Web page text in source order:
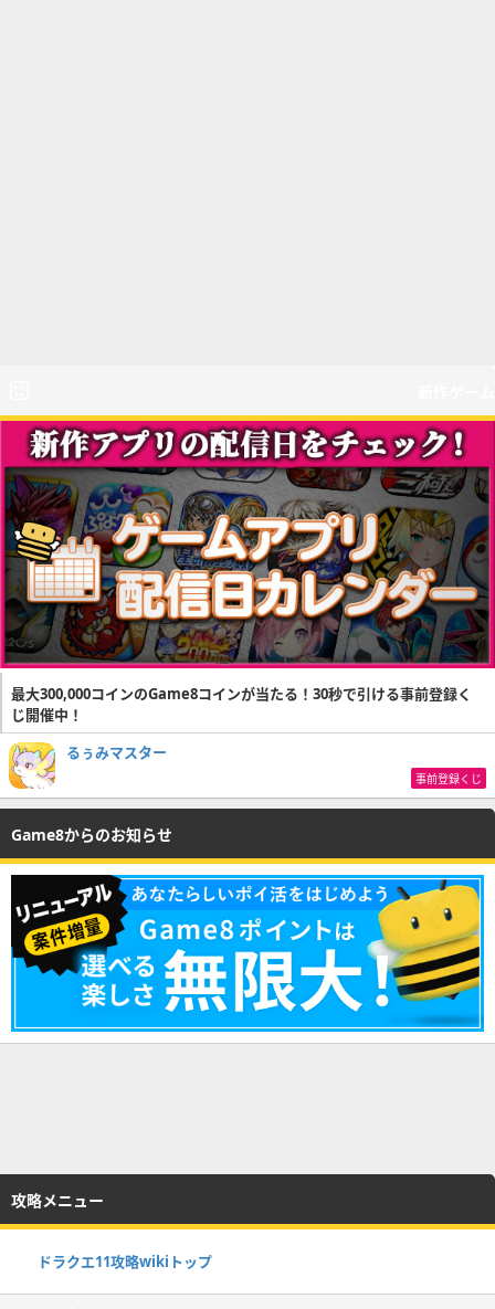
最大300,000コインのGame8コインが当たる！30秒で引ける事前登録く
じ開催中！
るぅみマスター
事前登録くじ
Game8からのお知らせ
攻略メニュー
ドラクエ11攻略wikiトップ